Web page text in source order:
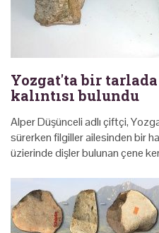
Yozgat'ta bir
kalıntısı bulundu
Alper Düşünceli adlı çiftçi,
sürerken filgiller ailesinden bir
üzierinde dişler bulunan çene